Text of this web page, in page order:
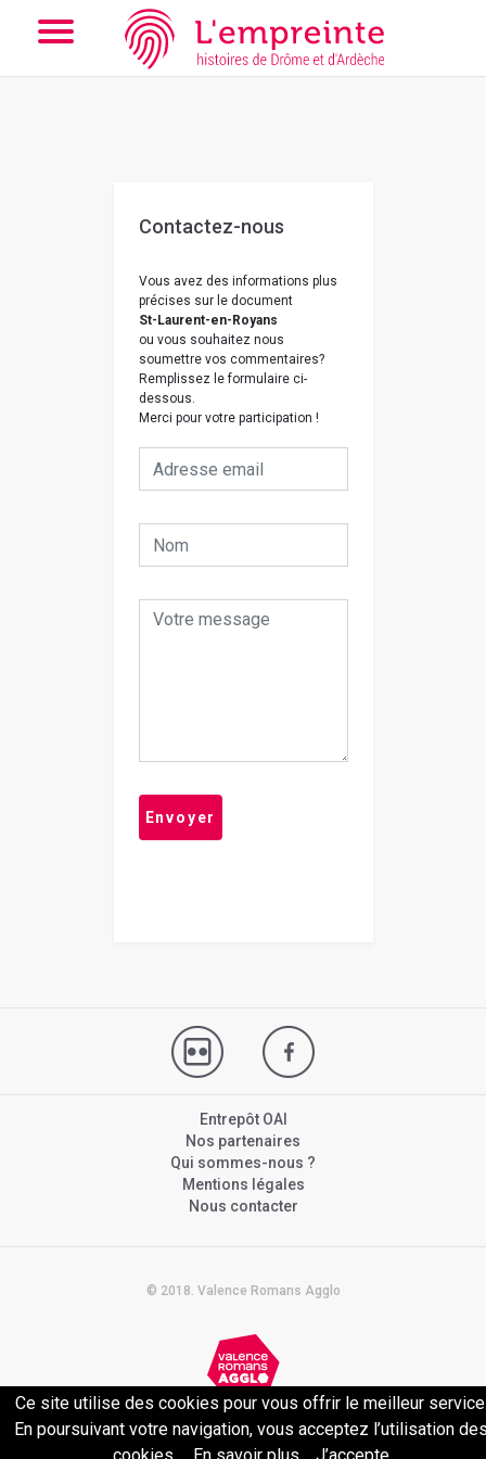
Array ( [slug] => nous-contacter [doc] => B263626101_CP1007 )
// Add the new slick-theme.css if you want the default styling
Contactez-nous
Vous avez des informations plus
précises sur le document
St-Laurent-en-Royans
ou vous souhaitez nous
soumettre vos commentaires?
Remplissez le formulaire ci-
dessous.
Merci pour votre participation !
Entrepôt OAI
Nos partenaires
Qui sommes-nous ?
Mentions légales
Nous contacter
© 2018. Valence Romans Agglo
Politique de confidentialité
Ce site utilise des cookies pour vous offrir le meilleur
En poursuivant votre navigation, vous acceptez l’utilisation